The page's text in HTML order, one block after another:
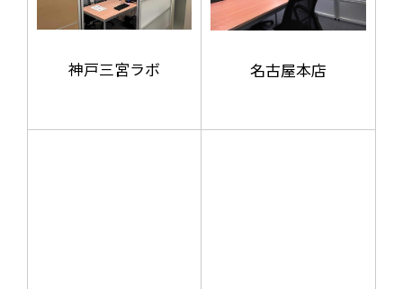
神戸三宮ラボ 名古屋本店